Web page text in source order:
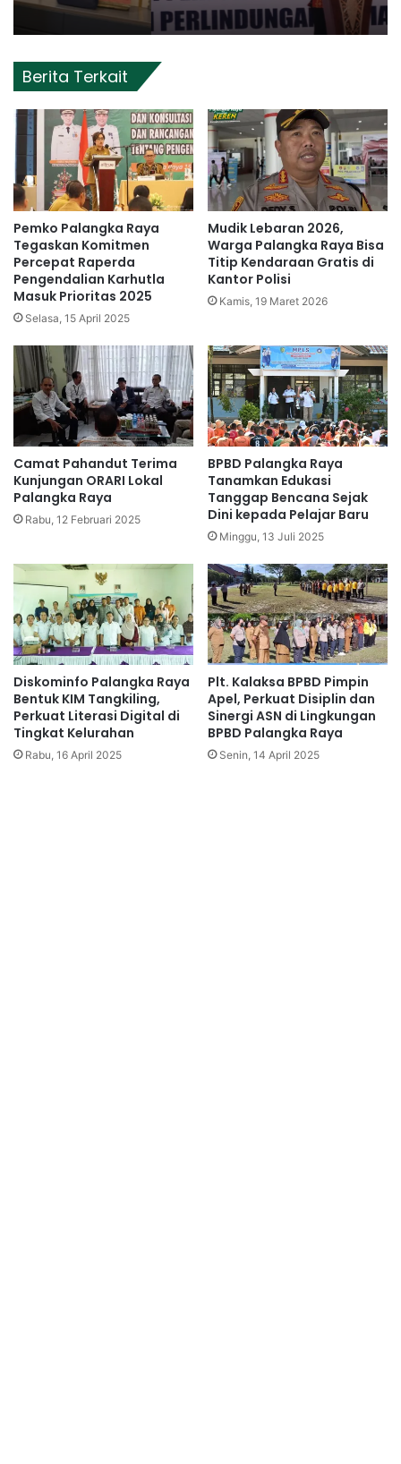
Berita Terkait
Pemko Palangka Raya
Tegaskan Komitmen
Percepat Raperda
Pengendalian Karhutla
Masuk Prioritas 2025
Selasa, 15 April 2025
Mudik Lebaran 2026,
Warga Palangka Raya Bisa
Titip Kendaraan Gratis di
Kantor Polisi
Kamis, 19 Maret 2026
Camat Pahandut Terima
Kunjungan ORARI Lokal
Palangka Raya
Rabu, 12 Februari 2025
BPBD Palangka Raya
Tanamkan Edukasi
Tanggap Bencana Sejak
Dini kepada Pelajar Baru
Minggu, 13 Juli 2025
Diskominfo Palangka Raya
Bentuk KIM Tangkiling,
Perkuat Literasi Digital di
Tingkat Kelurahan
Rabu, 16 April 2025
Plt. Kalaksa BPBD Pimpin
Apel, Perkuat Disiplin dan
Sinergi ASN di Lingkungan
BPBD Palangka Raya
Senin, 14 April 2025